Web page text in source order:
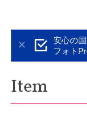
安心の
フォト
Item